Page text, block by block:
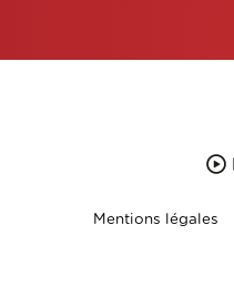
Mentions légales